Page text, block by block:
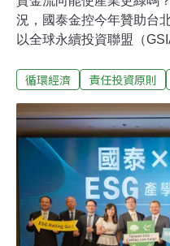
況，國泰金控今年贊助台
以全球永續投資聯盟（
總金額逾新台幣13兆元，
資市場重視企業的每股盈
國際主流投資機構轉向採
responsible investing,
治理績效（
Governance, ESG）是否
Sustainability, CS），且
來愈快。根據全球永續投
循環經濟 責任投資原則